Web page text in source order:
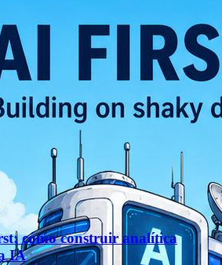
cómo construir analítica
IA